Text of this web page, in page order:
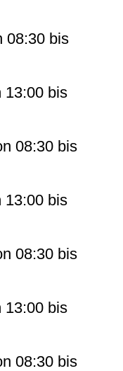
08:30 bis
13:00 bis
08:30 bis
13:00 bis
08:30 bis
13:00 bis
08:30 bis